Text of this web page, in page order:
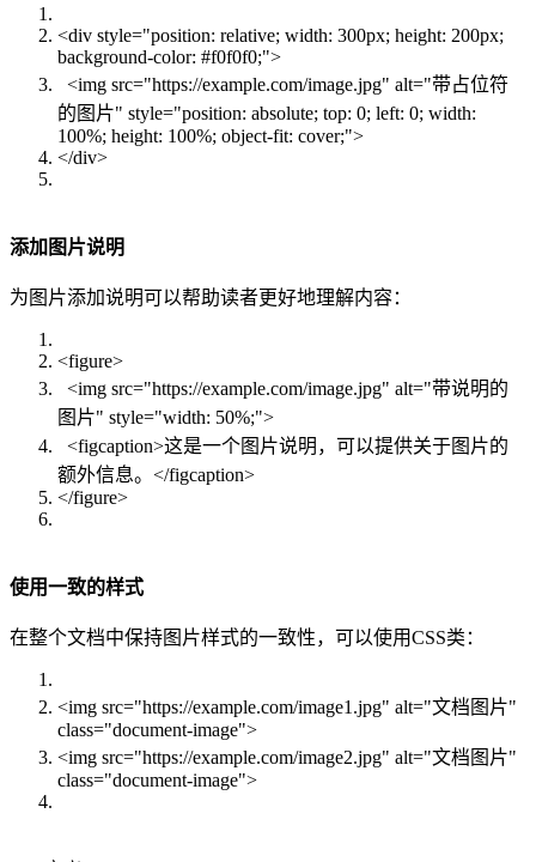
<div style="position: relative; width: 300px; height: 200px;
background-color: #f0f0f0;">
<img src="https://example.com/image.jpg" alt="带占位符
的图片" style="position: absolute; top: 0; left: 0; width:
100%; height: 100%; object-fit: cover;">
</div>
添加图片说明
为图片添加说明可以帮助读者更好地理解内容：
<figure>
<img src="https://example.com/image.jpg" alt="带说明的
图片" style="width: 50%;">
<figcaption>这是一个图片说明，可以提供关于图片的
额外信息。</figcaption>
</figure>
使用一致的样式
在整个文档中保持图片样式的一致性，可以使用CSS类：
<img src="https://example.com/image1.jpg" alt="文档图片"
class="document-image">
<img src="https://example.com/image2.jpg" alt="文档图片"
class="document-image">